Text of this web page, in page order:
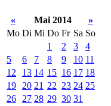
« Mai 2014
»
Mo Di Mi Do Fr Sa So
1
2 3
4
5
6 7 8 9 10 11
12
13 14 15 16 17 18
19
20 21 22 23 24 25
26
27 28 29 30 31